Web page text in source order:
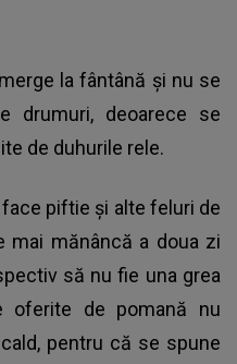
la fântână și nu se
drumuri, deoarece se
de duhurile rele.
piftie și alte feluri de
mai mănâncă a doua zi
să nu fie una grea
oferite de pomană nu
pentru că se spune